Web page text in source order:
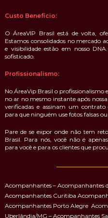
Área Vip Brasil, sempre a melhor
Vantagens para as
Procurando clientes potenciais?
Aqui você negocia direto com o
telefone ou WhatsApp, não
serviço. Você decide quando,
cobrar.
Custo Benefício:
O ÁreaVIP Brasil está de volta,
e visibilidade estão em nosso
Profissionalismo:
No ÁreaVip Brasil o profissionalismo